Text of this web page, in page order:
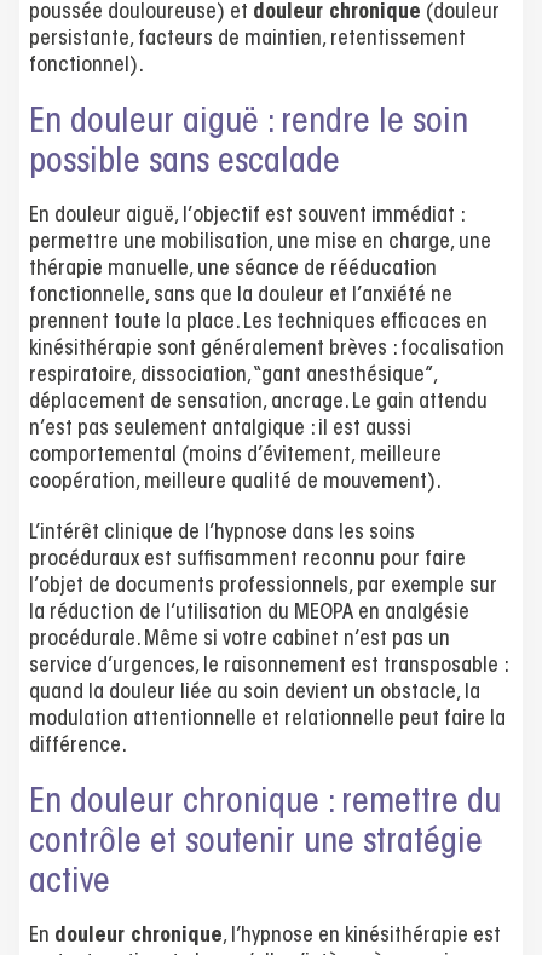
poussée douloureuse) et douleur chronique (douleur
persistante, facteurs de maintien, retentissement
fonctionnel).
En douleur aiguë : rendre le soin
possible sans escalade
En douleur aiguë, l’objectif est souvent immédiat :
permettre une mobilisation, une mise en charge, une
thérapie manuelle, une séance de rééducation
fonctionnelle, sans que la douleur et l’anxiété ne
prennent toute la place. Les techniques efficaces en
kinésithérapie sont généralement brèves : focalisation
respiratoire, dissociation, “gant anesthésique”,
déplacement de sensation, ancrage. Le gain attendu
n’est pas seulement antalgique : il est aussi
comportemental (moins d’évitement, meilleure
coopération, meilleure qualité de mouvement).
L’intérêt clinique de l’hypnose dans les soins
procéduraux est suffisamment reconnu pour faire
l’objet de documents professionnels, par exemple sur
la réduction de l’utilisation du MEOPA en analgésie
procédurale. Même si votre cabinet n’est pas un
service d’urgences, le raisonnement est transposable :
quand la douleur liée au soin devient un obstacle, la
modulation attentionnelle et relationnelle peut faire la
différence.
En douleur chronique : remettre du
contrôle et soutenir une stratégie
active
En douleur chronique, l’hypnose en kinésithérapie est